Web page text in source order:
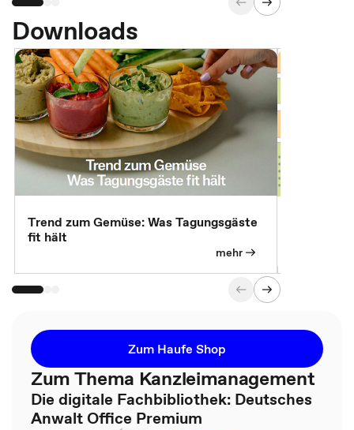
Downloads
Trend zum Gemüse: Was Tagungsgäste
fit hält
mehr
Zum Haufe Shop
Zum Thema Kanzleimanagement
Die digitale Fachbibliothek: Deutsches
Anwalt Office Premium